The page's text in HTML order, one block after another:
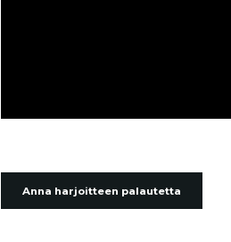
Anna harjoitteen palautetta